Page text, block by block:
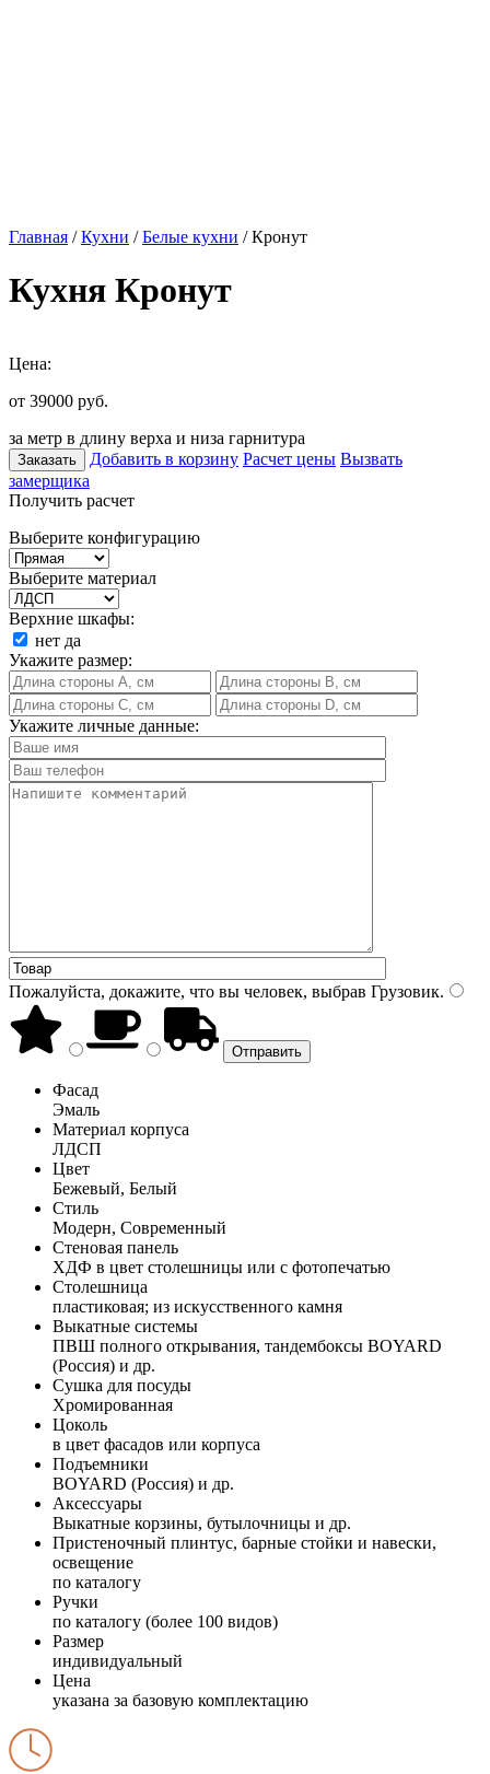
Главная /Кухни /Белые кухни / Кронут
Кухня Кронут
Цена:
от 39000 руб.
за метр в длину верха и низа гарнитура
Заказать Добавить в корзину Расчет цены Вызвать
замерщика
Получить расчет
Выберите конфигурацию
Выберите материал
Верхние шкафы:
нет да
Укажите размер:
Укажите личные данные:
Пожалуйста, докажите, что вы человек, выбрав Грузовик.
Фасад
Эмаль
Материал корпуса
ЛДСП
Цвет
Бежевый, Белый
Стиль
Модерн, Современный
Стеновая панель
ХДФ в цвет столешницы или с фотопечатью
Столешница
пластиковая; из искусственного камня
Выкатные системы
ПВШ полного открывания, тандембоксы BOYARD
(Россия) и др.
Сушка для посуды
Хромированная
Цоколь
в цвет фасадов или корпуса
Подъемники
BOYARD (Россия) и др.
Аксессуары
Выкатные корзины, бутылочницы и др.
Пристеночный плинтус, барные стойки и навески,
освещение
по каталогу
Ручки
по каталогу (более 100 видов)
Размер
индивидуальный
Цена
указана за базовую комплектацию